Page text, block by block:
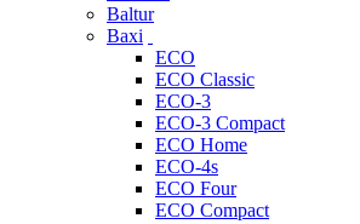
Baltur
Baxi
ECO
ECO Classic
ECO-3
ECO-3 Compact
ECO Home
ECO-4s
ECO Four
ECO Compact